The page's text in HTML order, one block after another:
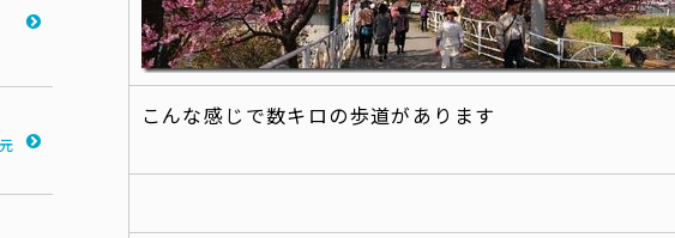
こんな感じで数キロの歩道があります